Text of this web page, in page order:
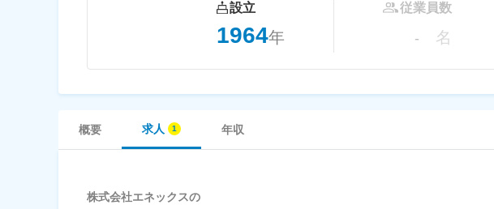
設立
1964年
従業員数
- 名
概要 求人 年収
株式会社エネックスの